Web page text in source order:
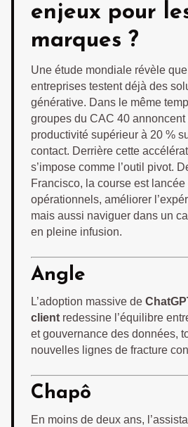
enjeux pour
marques ?
Une étude mondiale révèle
entreprises testent déjà des
générative. Dans le même
groupes du CAC 40
productivité supérieur à 20 %
contact. Derrière cette
s’impose comme l’outil pivot.
Francisco, la course est
opérationnels, améliorer
mais aussi naviguer dans un
en pleine infusion.
Angle
L’adoption massive de
client redessine l’équilibre
et gouvernance des données,
nouvelles lignes de fracture
Chapô
En moins de deux ans,